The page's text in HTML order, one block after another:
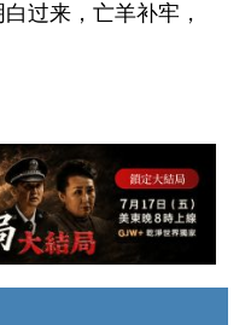
过来，亡羊补牢，